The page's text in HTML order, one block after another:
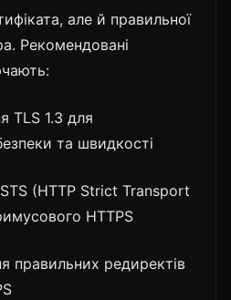
але й правильної
Рекомендовані
TLS 1.3 для
та швидкості
(HTTP Strict Transport
HTTPS
правильних редиректів